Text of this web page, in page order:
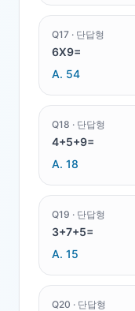
Q17 · 단답형
6X9=
A. 54
Q18 · 단답형
4+5+9=
A. 18
Q19 · 단답형
3+7+5=
A. 15
Q20 · 단답형